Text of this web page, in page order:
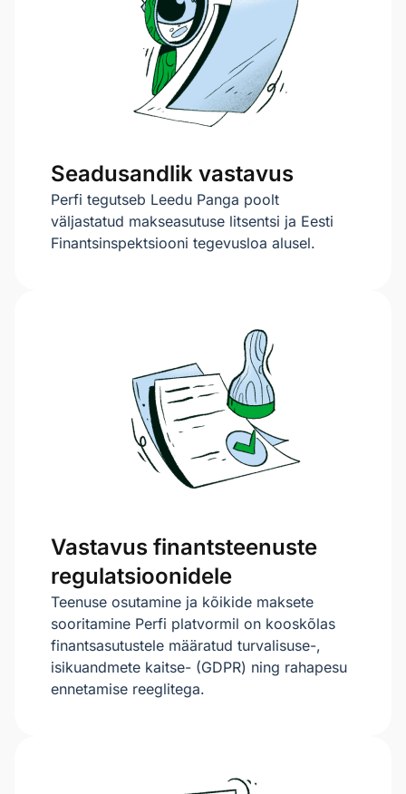
Seadusandlik vastavus
Perfi tegutseb Leedu Panga poolt
väljastatud makseasutuse litsentsi ja Eesti
Finantsinspektsiooni tegevusloa alusel.
Vastavus finantsteenuste
regulatsioonidele
Teenuse osutamine ja kõikide maksete
sooritamine Perfi platvormil on kooskõlas
finantsasutustele määratud turvalisuse-,
isikuandmete kaitse- (GDPR) ning rahapesu
ennetamise reeglitega.